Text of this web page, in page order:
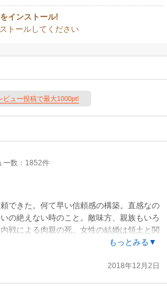
インストール!
トールしてください
ビュー投稿で最大1000pt!
ー数：1852件
できた。何て早い信頼感の構築。直感なの
の絶えない時のこと。敵味方、親族もいろ
戦による肉親の死。女性の結婚は領土と関
は形ばかりのインスタント結婚に不満。
もっとみる▼
2018年12月2日